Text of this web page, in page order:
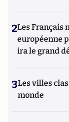
2Les Français
européenne
ira le grand
3Les villes
monde